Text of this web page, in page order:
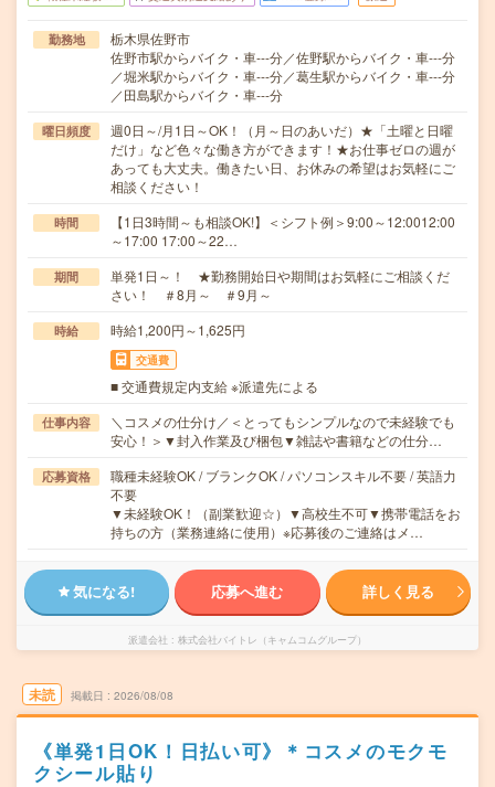
勤務地
栃木県佐野市
佐野市駅からバイク・車---分／佐野駅からバイク・車---分
／堀米駅からバイク・車---分／葛生駅からバイク・車---分
／田島駅からバイク・車---分
曜日頻度
週0日～/月1日～OK！（月～日のあいだ）★「土曜と日曜
だけ」など色々な働き方ができます！★お仕事ゼロの週が
あっても大丈夫。働きたい日、お休みの希望はお気軽にご
相談ください！
時間
【1日3時間～も相談OK!】＜シフト例＞9:00～12:0012:00
～17:00 17:00～22…
期間
単発1日～！ ★勤務開始日や期間はお気軽にご相談くだ
さい！ ＃8月～ ＃9月～
時給 時給1,200円～1,625円
交通費
■ 交通費規定内支給 ※派遣先による
仕事内容
＼コスメの仕分け／＜とってもシンプルなので未経験でも
安心！＞▼封入作業及び梱包▼雑誌や書籍などの仕分…
応募資格
職種未経験OK / ブランクOK / パソコンスキル不要 / 英語力
不要
▼未経験OK！（副業歓迎☆）▼高校生不可▼携帯電話をお
持ちの方（業務連絡に使用）※応募後のご連絡はメ…
気になる! 応募へ進む 詳しく見る
派遣会社 株式会社バイトレ（キャムコムグループ）
未読 掲載日 2026/08/08
《単発1日OK！日払い可》＊コスメのモクモ
クシール貼り